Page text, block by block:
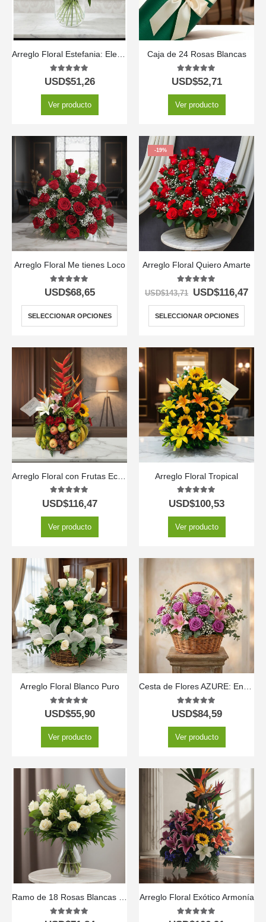
Arreglo Floral Estefania: Elegancia Pura con 24 Rosas Blancas a Domicilio 🤍
5.00out of 5
USD$51,26
Ver producto
Caja de 24 Rosas Blancas
5.00out of 5
USD$52,71
Ver producto
Arreglo Floral Me tienes Loco
5.00 out of 5
USD$68,65
SELECCIONAR OPCIONES
-19%
Arreglo Floral Quiero Amarte
out of 5
USD$143,71 USD$116,47
SELECCIONAR OPCIONES
5.00out of 5
USD$116,47
Ver producto
Arreglo Floral Tropical
5.00out of 5
USD$100,53
Ver producto
Arreglo Floral Blanco Puro
5.00out of 5
USD$55,90
Ver producto
Cesta de Flores AZURE: Envía Rosas y Lirios Primaverales a Domicilio 💐
5.00out of 5
USD$84,59
Ver producto
Ramo de 18 Rosas Blancas SERENA: Pureza y Elegancia 🕊️
5.00 out of 5
Arreglo Floral Exótico Armonía
5.00out of 5